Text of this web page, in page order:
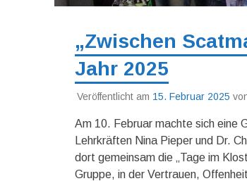
„Zwischen
Jahr 2025
Veröffentlicht am 15. Februar 2025
Am 10. Februar machte sich eine
Lehrkräften Nina Pieper und Dr.
dort gemeinsam die „Tage im
Gruppe, in der Vertrauen,